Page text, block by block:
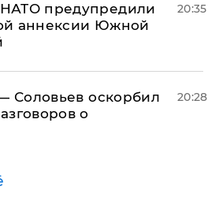
предупредили
аннексии Южной
20:35
Соловьев оскорбил
о
20:28